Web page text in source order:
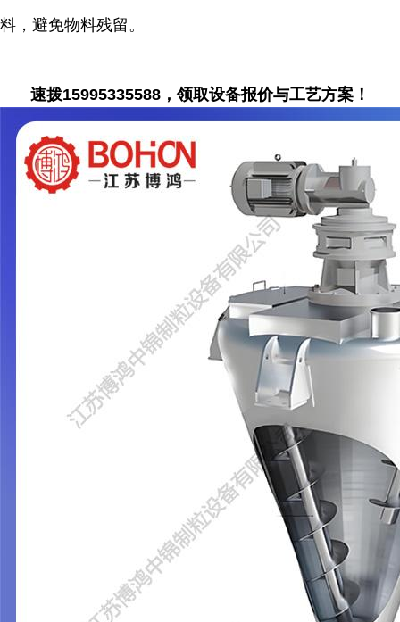
料，避免物料残留。
速拨15995335588，领取设备报价与工艺方案！